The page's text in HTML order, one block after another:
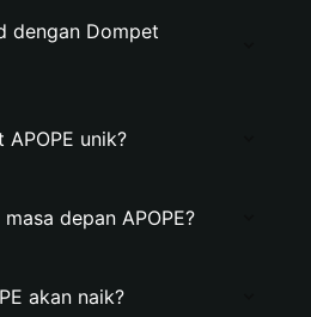
dengan Dompet
unik?
depan APOPE?
akan naik?